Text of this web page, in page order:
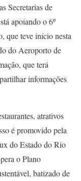
Secretarias de
apoiando o 6º
que teve início nesta
do Aeroporto de
que terá
informações
atrativos
é promovido pela
do Estado do Rio
o Plano
batizado de